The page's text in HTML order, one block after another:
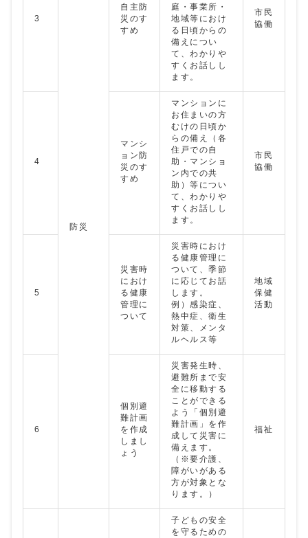
3
防災
自主防
災のす
すめ
庭・事業所・
地域等におけ
る日頃からの
備えについ
て、わかりや
すくお話しし
ます。
市民
協働
4
マンシ
ョン防
災のす
すめ
マンションに
お住まいの方
むけの日頃か
らの備え（各
住戸での自
助・マンショ
ン内での共
助）等につい
て、わかりや
すくお話しし
ます。
市民
協働
5
災害時
におけ
る健康
管理に
ついて
災害時におけ
る健康管理に
ついて、季節
に応じてお話
します。
例）感染症、
熱中症、衛生
対策、メンタ
ルヘルス等
地域
保健
活動
6
個別避
難計画
を作成
しまし
ょう
災害発生時、
避難所まで安
全に移動する
ことができる
よう「個別避
難計画」を作
成して災害に
備えます。
（※要介護、
障がいがある
方が対象とな
ります。）
福祉
子どもの安全
を守るための